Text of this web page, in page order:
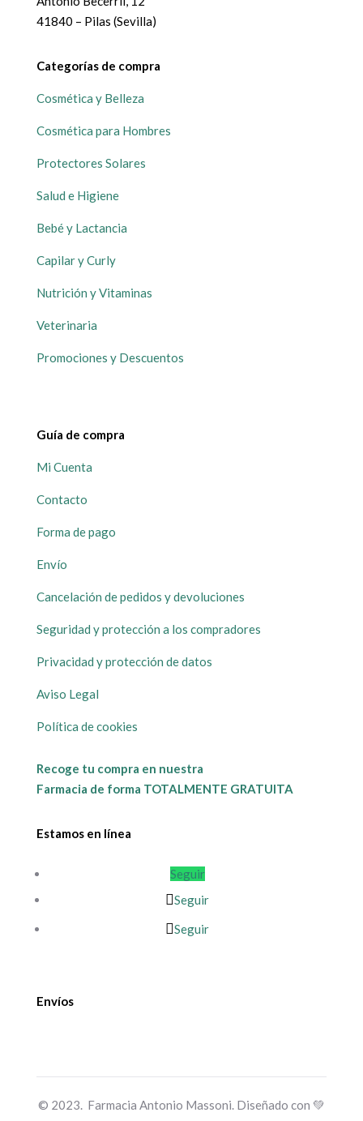
41840 – Pilas (Sevilla)
Categorías de compra
Cosmética y Belleza
Cosmética para Hombres
Protectores Solares
Salud e Higiene
Bebé y Lactancia
Capilar y Curly
Nutrición y Vitaminas
Veterinaria
Promociones y Descuentos
Guía de compra
Mi Cuenta
Contacto
Forma de pago
Envío
Cancelación de pedidos y devoluciones
Seguridad y protección a los compradores
Privacidad y protección de datos
Aviso Legal
Política de cookies
Recoge tu compra en nuestra
Farmacia de forma TOTALMENTE GRATUITA
Estamos en línea
Seguir
Seguir
Seguir
Envíos
© 2023. Farmacia Antonio Massoni. Diseñado con 💚